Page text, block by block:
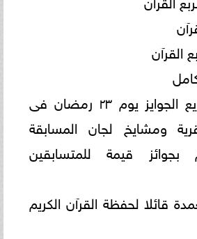
وسوف يتم توزيع الجوايز يوم ٢٣ رمضان فى
ومشايخ لجان المسابقة
بجوائز قيمة للمتسابقين
قائلا لحفظة القرآن الكريم